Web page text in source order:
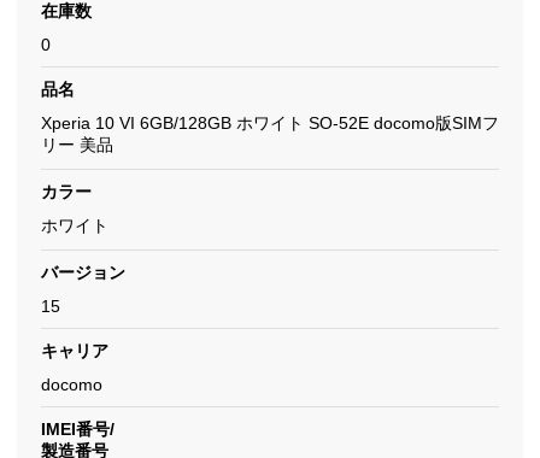
在庫数
0
品名
Xperia 10 VI 6GB/128GB ホワイト SO-52E docomo版SIMフ
リー 美品
カラー
ホワイト
バージョン
15
キャリア
docomo
IMEI番号/
製造番号